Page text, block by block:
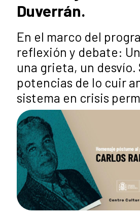
Duverrán.
En el marco del
reflexión y debate:
una grieta, un desvío.
potencias de lo cuir
sistema en crisis